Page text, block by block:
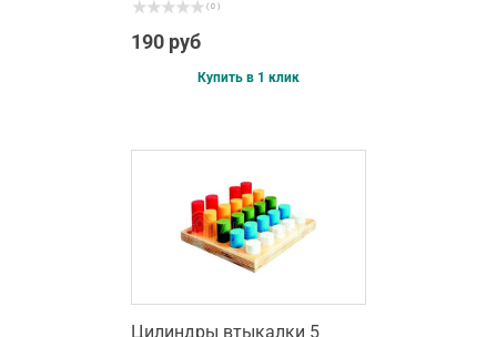
( 0 )
190 руб
Купить в 1 клик
Цилиндры втыкалки 5